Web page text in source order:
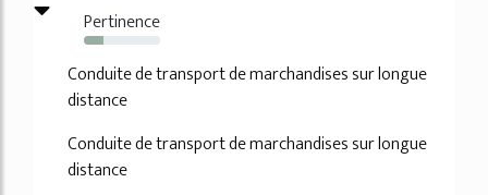
Pertinence
25%
Conduite de transport de marchandises sur longue
distance
Conduite de transport de marchandises sur longue
distance